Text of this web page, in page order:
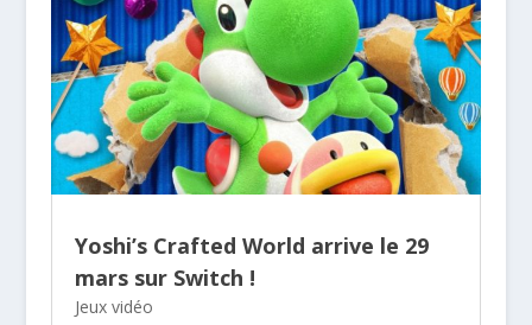
Yoshi’s Crafted World arrive le 29
mars sur Switch !
Jeux vidéo